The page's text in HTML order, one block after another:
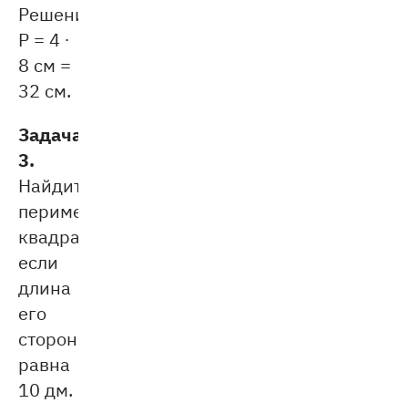
Решение:
P = 4 ∙
8 см =
32 см.
Задача
3.
Найдите
периметр
квадрата,
если
длина
его
стороны
равна
10 дм.